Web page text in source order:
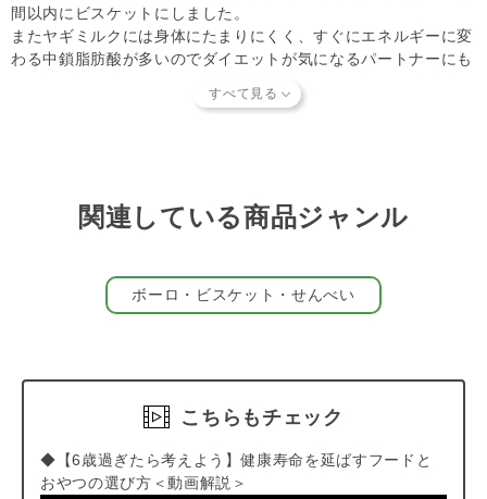
間以内にビスケットにしました。
またヤギミルクには身体にたまりにくく、すぐにエネルギーに変
わる中鎖脂肪酸が多いのでダイエットが気になるパートナーにも
関連している商品ジャンル
ボーロ・ビスケット・せんべい
こちらもチェック
◆【6歳過ぎたら考えよう】健康寿命を延ばすフードと
おやつの選び方＜動画解説＞